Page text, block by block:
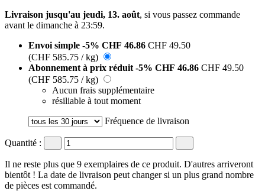
Livraison jusqu'au jeudi, 13. août, si vous passez commande
avant le dimanche à 23:59.
Envoi simple -5% CHF 46.86 CHF 49.50
(CHF 585.75 / kg)
Abonnement à prix réduit -5% CHF 46.86 CHF 49.50
(CHF 585.75 / kg)
Aucun frais supplémentaire
résiliable à tout moment
Fréquence de livraison
Quantité :
Il ne reste plus que 9 exemplaires de ce produit. D'autres arriveront
bientôt ! La date de livraison peut changer si un plus grand nombre
de pièces est commandé.